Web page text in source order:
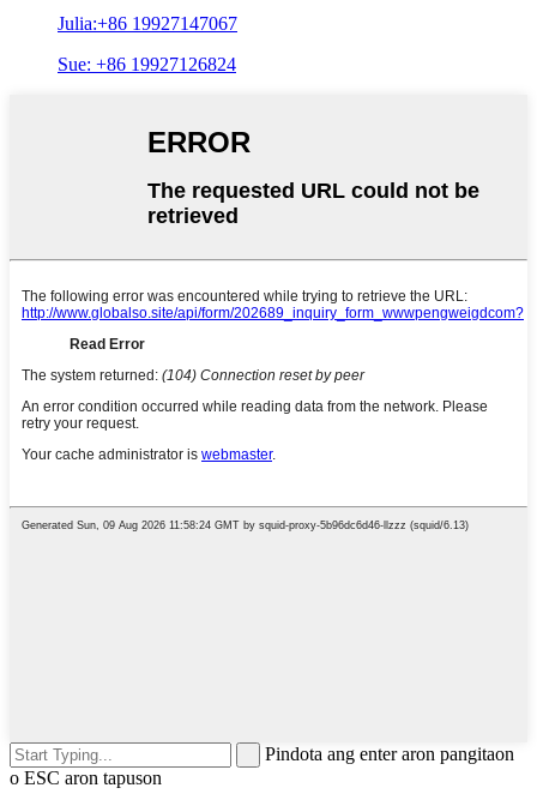
Julia:+86 19927147067
Sue: +86 19927126824
Pindota ang enter aron pangitaon
o ESC aron tapuson